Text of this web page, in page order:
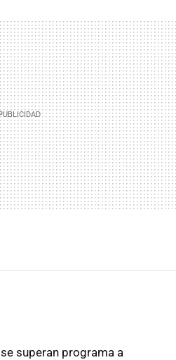
se superan programa a